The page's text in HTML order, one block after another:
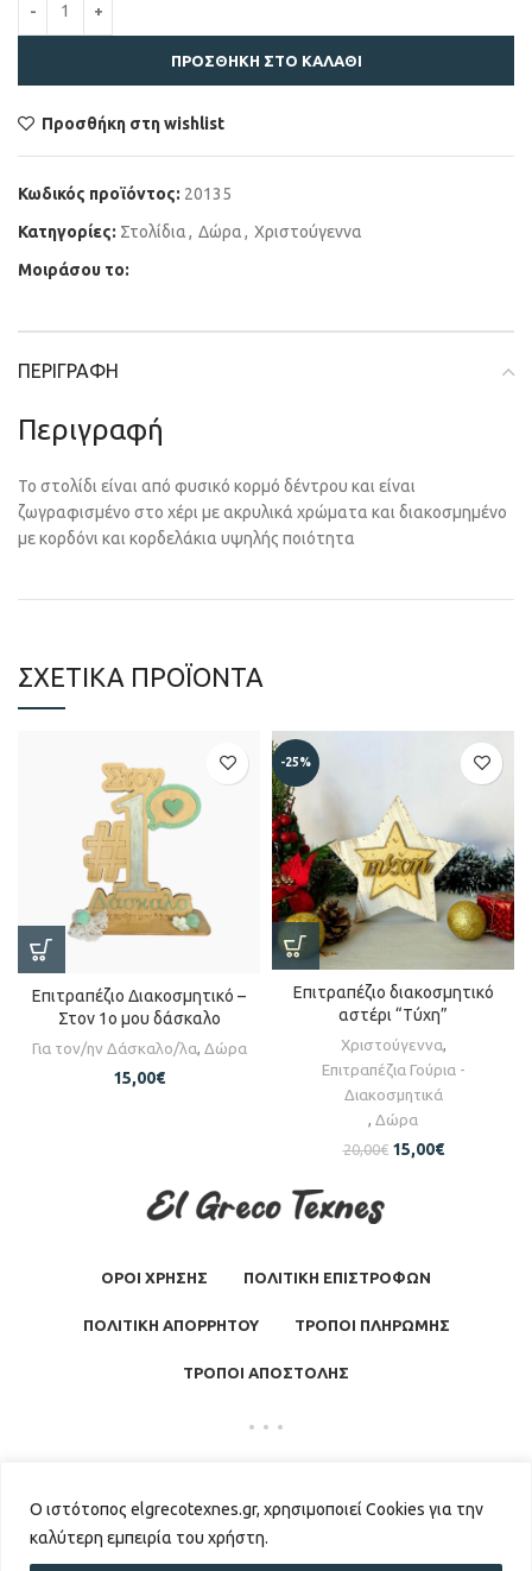
Ο ιστότοπος elgrecotexnes.gr, χρησιμοποιεί Cookies για την
καλύτερη εμπειρία του χρήστη.
ΠΡΟΣΘΉΚΗ ΣΤΟ ΚΑΛΆΘΙ
Προσθήκη στη wishlist
Κωδικός προϊόντος: 20135
Κατηγορίες: Στολίδια, Δώρα, Χριστούγεννα
Μοιράσου το:
ΠΕΡΙΓΡΑΦΉ
Περιγραφή
Το στολίδι είναι από φυσικό κορμό δέντρου και είναι
ζωγραφισμένο στο χέρι με ακρυλικά χρώματα και διακοσμημένο
με κορδόνι και κορδελάκια υψηλής ποιότητα
ΣΧΕΤΙΚΆ ΠΡΟΪΌΝΤΑ
Επιτραπέζιο Διακοσμητικό –
Στον 1ο μου δάσκαλο
Για τον/ην Δάσκαλο/λα, Δώρα
15,00€
-25%
Επιτραπέζιο διακοσμητικό
αστέρι “Τύχη”
Χριστούγεννα,
Επιτραπέζια Γούρια -
Διακοσμητικά
, Δώρα
20,00€ 15,00€
ΟΡΟΙ ΧΡΗΣΗΣ ΠΟΛΙΤΙΚΗ ΕΠΙΣΤΡΟΦΩΝ
ΠΟΛΙΤΙΚΗ ΑΠΟΡΡΗΤΟΥ ΤΡΟΠΟΙ ΠΛΗΡΩΜΗΣ
ΤΡΟΠΟΙ ΑΠΟΣΤΟΛΗΣ
El Greco Texnes 2026 | Powered byGKISASGROUP